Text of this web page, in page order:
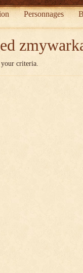
Personnages
your criteria.